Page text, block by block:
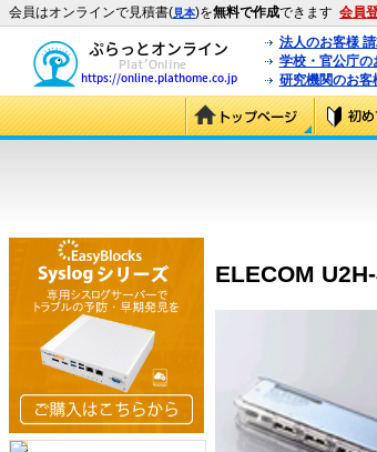
会員はオンラインで見積書(見本)を無料で作成できます 会員
法人のお客様
学校・官公庁の
研究機関のお客
ELECOM